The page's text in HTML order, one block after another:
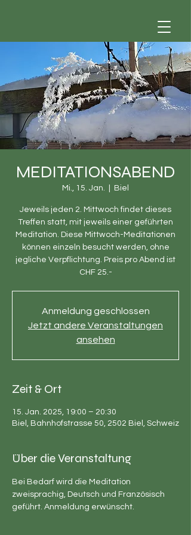
MEDITATIONSABEND
Mi., 15. Jan. Biel
Jeweils jeden 2. Mittwoch findet dieses
Treffen statt, mit jeweils einer geführten
Meditation. Diese Mittwoch-Meditationen
können einzeln besucht werden, ohne
jegliche Verpflichtung. Preis pro Abend ist
CHF 25.-
Anmeldung geschlossen
Jetzt andere Veranstaltungen
ansehen
Zeit & Ort
15. Jan. 2025, 19:00 – 20:30
Biel, Bahnhofstrasse 50, 2502 Biel, Schweiz
Über die Veranstaltung
Bei Bedarf wird die Meditation
zweisprachig, Deutsch und Französisch
geführt. Anmeldung erwünscht.